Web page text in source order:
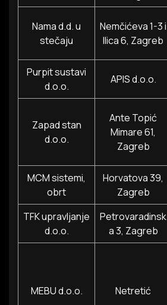
Nama d.d. u
stečaju
Nemčićeva 1-3 i
Ilica 6, Zagreb
Purpit sustavi
d.o.o.
APIS d.o.o.
Zapad stan
d.o.o.
Ante Topić
Mimare 61,
Zagreb
MCM sistemi,
obrt
Horvatova 39,
Zagreb
TFK upravljanje
d.o.o.
Petrovaradinsk
a 3, Zagreb
MEBU d.o.o. Netretić